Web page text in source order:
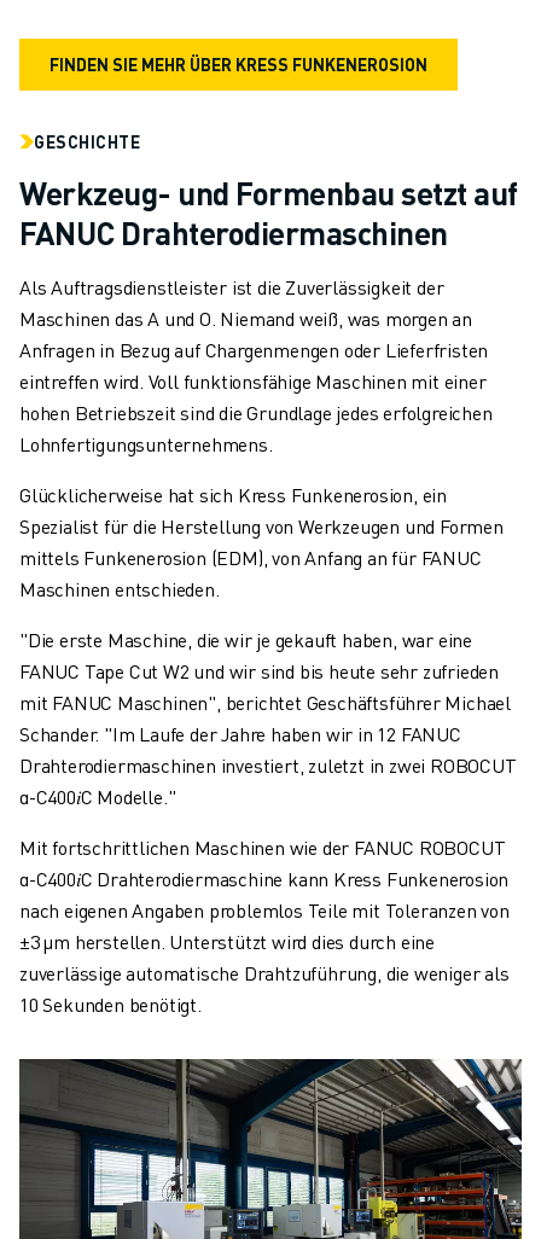
FINDEN SIE MEHR ÜBER KRESS FUNKENEROSION
GESCHICHTE
Werkzeug- und Formenbau setzt auf
FANUC Drahterodiermaschinen
Als Auftragsdienstleister ist die Zuverlässigkeit der
Maschinen das A und O. Niemand weiß, was morgen an
Anfragen in Bezug auf Chargenmengen oder Lieferfristen
eintreffen wird. Voll funktionsfähige Maschinen mit einer
hohen Betriebszeit sind die Grundlage jedes erfolgreichen
Lohnfertigungsunternehmens.
Glücklicherweise hat sich Kress Funkenerosion, ein
Spezialist für die Herstellung von Werkzeugen und Formen
mittels Funkenerosion (EDM), von Anfang an für FANUC
Maschinen entschieden.
"Die erste Maschine, die wir je gekauft haben, war eine
FANUC Tape Cut W2 und wir sind bis heute sehr zufrieden
mit FANUC Maschinen", berichtet Geschäftsführer Michael
Schander. "Im Laufe der Jahre haben wir in 12 FANUC
Drahterodiermaschinen investiert, zuletzt in zwei ROBOCUT
α-C400𝑖C Modelle."
Mit fortschrittlichen Maschinen wie der FANUC ROBOCUT
α-C400𝑖C Drahterodiermaschine kann Kress Funkenerosion
nach eigenen Angaben problemlos Teile mit Toleranzen von
±3 µm herstellen. Unterstützt wird dies durch eine
zuverlässige automatische Drahtzuführung, die weniger als
10 Sekunden benötigt.